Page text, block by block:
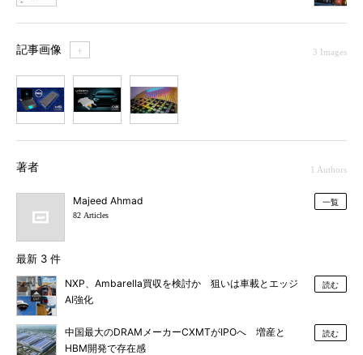
記事画像 ＋ 3 Images
著者 1 Authors
Majeed Ahmad
82 Articles
一覧
最新 3 件
NXP、Ambarella買収を検討か 狙いは車載とエッジ
AI強化
読む
中国最大のDRAMメーカーCXMTがIPOへ 増産と
HBM開発で存在感
読む